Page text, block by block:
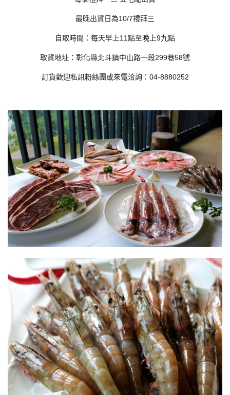
最晚出貨日為10/7禮拜三
自取時間：每天早上11點至晚上9九點
取貨地址：彰化縣北斗鎮中山路一段299巷58號
訂貨歡迎私訊粉絲團或來電洽詢：04-8880252